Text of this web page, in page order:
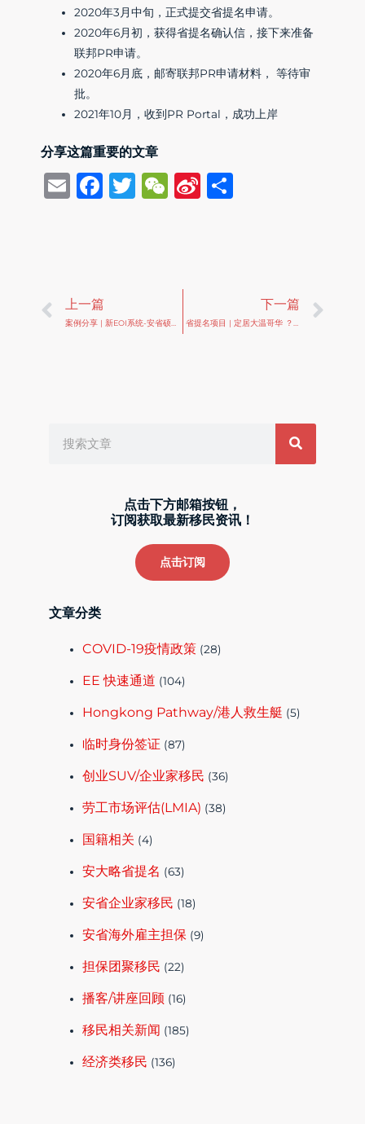
2020年3月中旬，正式提交省提名申请。
2020年6月初，获得省提名确认信，接下来准备
联邦PR申请。
2020年6月底，邮寄联邦PR申请材料， 等待审
批。
2021年10月，收到PR Portal，成功上岸
分享这篇重要的文章
EmailFacebook
Twitter
WeChat
Sina
上一篇
案例分享 | 新EOI系统-安省硕士省提名成功案例
下一篇
省提名项目 | 定居大温哥华 ？ BC省提名项目了解一下
点击下方邮箱按钮，
订阅获取最新移民资讯！
点击订阅
文章分类
COVID-19疫情政策 (28)
EE 快速通道 (104)
Hongkong Pathway/港人救生艇 (5)
临时身份签证 (87)
创业SUV/企业家移民 (36)
劳工市场评估(LMIA) (38)
国籍相关 (4)
安大略省提名 (63)
安省企业家移民 (18)
安省海外雇主担保 (9)
担保团聚移民 (22)
播客/讲座回顾 (16)
移民相关新闻 (185)
经济类移民 (136)